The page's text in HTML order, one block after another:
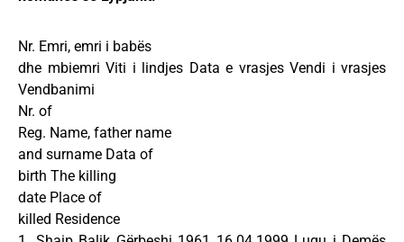
Nr. Emri, emri i babës
dhe mbiemri Viti i lindjes Data e vrasjes Vendi i vrasjes
Vendbanimi
Nr. of
Reg. Name, father name
and surname Data of
birth The killing
date Place of
killed Residence